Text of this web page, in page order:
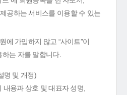
공하는 서비스를 이용할 수 있는
에 가입하지 않고 “사이트”이
는 자를 말합니다.
명 및 개정)
용과 상호 및 대표자 성명,